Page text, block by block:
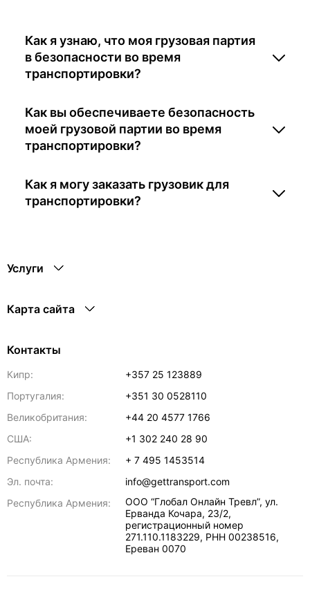
Как я узнаю, что моя грузовая партия
в безопасности во время
транспортировки?
Как вы обеспечиваете безопасность
моей грузовой партии во время
транспортировки?
Как я могу заказать грузовик для
транспортировки?
Услуги
Карта сайта
Контакты
Кипр:
+357 25 123889
Португалия:
+351 30 0528110
Великобритания:
+44 20 4577 1766
США:
+1 302 240 28 90
Республика Армения:
+ 7 495 1453514
Эл. почта:
info@gettransport.com
Республика Армения:
ООО “Глобал Онлайн Тревл”, ул.
Ерванда Кочара, 23/2,
регистрационный номер
271.110.1183229, РНН 00238516,
Ереван 0070